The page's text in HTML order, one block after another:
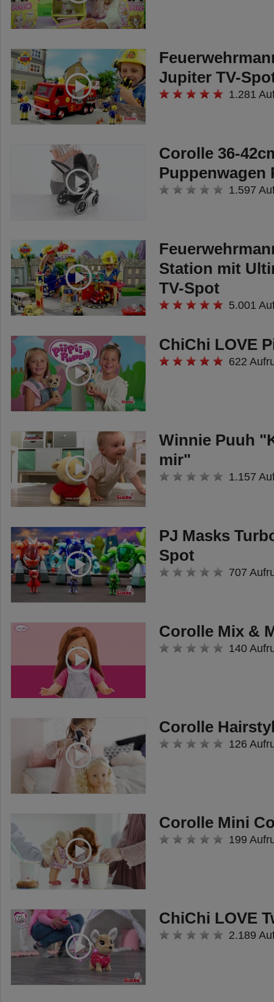
Jupiter TV-
1.281
Corolle 36-
Puppenwagen
1.597
Station mit
TV-Spot
5.001
ChiChi LOVE
622
Winnie Puuh
mir"
1.157
PJ Masks
Spot
707
Corolle Mix &
140
Corolle
126
Corolle Mini
199
ChiChi LOVE
2.189